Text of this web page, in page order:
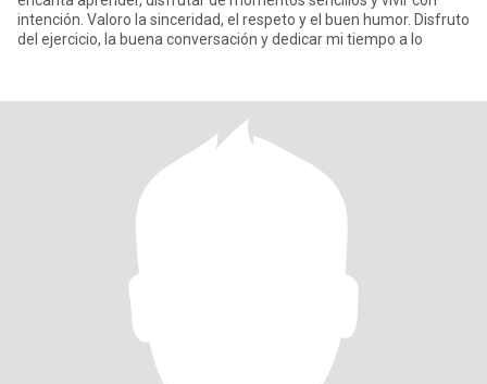
intención. Valoro la sinceridad, el respeto y el buen humor. Disfruto
del ejercicio, la buena conversación y dedicar mi tiempo a lo